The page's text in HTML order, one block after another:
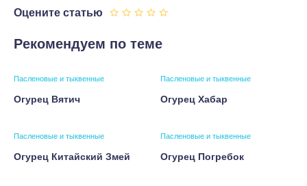
Оцените статью
Рекомендуем по теме
Пасленовые и тыквенные
Огурец Вятич
Пасленовые и тыквенные
Огурец Хабар
Пасленовые и тыквенные
Огурец Китайский Змей
Пасленовые и тыквенные
Огурец Погребок